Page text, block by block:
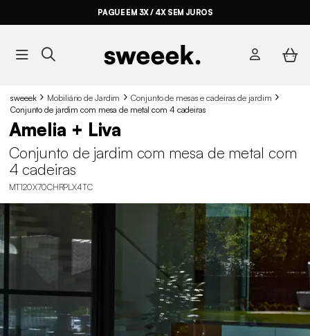
PAGUE EM 3X / 4X SEM JUROS
sweeek Mobiliário de Jardim
Conjunto de mesas e cadeiras de jardim
Conjunto de jardim com mesa de metal com 4 cadeiras
Amelia + Liva
Conjunto de jardim com mesa de metal com
4 cadeiras
MT120X70CHRPLX4TC